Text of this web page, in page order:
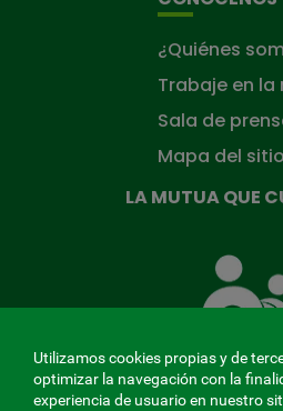
¿Quiénes
Trabaje en la
Sala de
Mapa del sitio
LA MUTUA QUE
Mutua
que
ti
Utilizamos cookies propias y de
optimizar la navegación con la
experiencia de usuario en nuestro